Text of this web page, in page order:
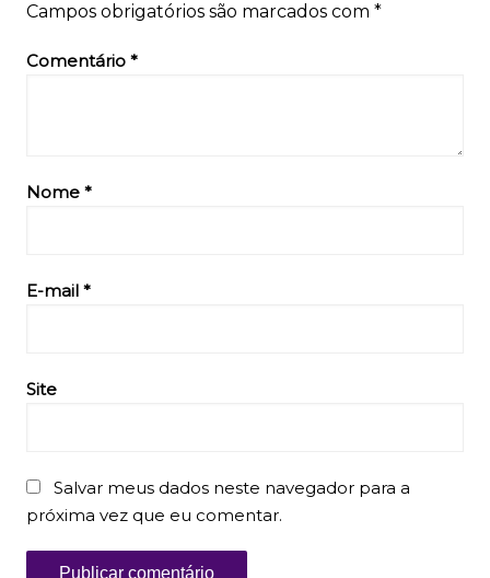
Campos obrigatórios são marcados com *
Comentário *
Nome *
E-mail *
Site
Salvar meus dados neste navegador para a
próxima vez que eu comentar.